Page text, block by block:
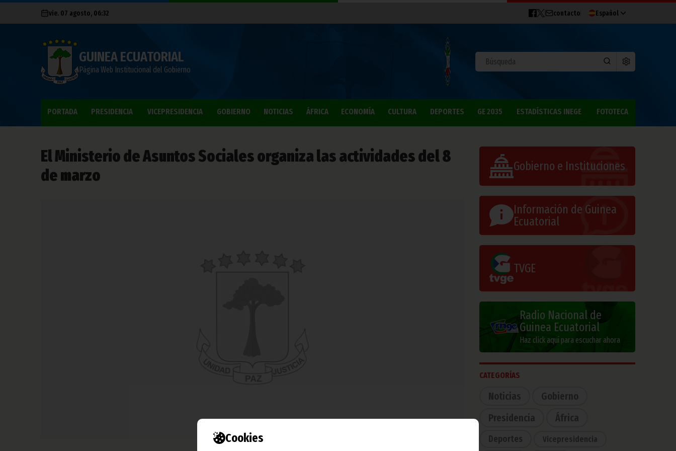
Cookies
vie. 07 agosto, 06:32 contacto Español
GUINEA ECUATORIAL
Página Web Institucional del Gobierno
PORTADA PRESIDENCIA VICEPRESIDENCIA GOBIERNO NOTICIAS ÁFRICA ECONOMÍA CULTURA DEPORTES GE 2035 ESTADÍSTICAS INEGE FOTOTECA
El Ministerio de Asuntos Sociales organiza las actividades del 8
de marzo
Gobierno e Instituciones
Información de Guinea
Ecuatorial
TVGE
Radio Nacional de
Guinea Ecuatorial
Haz click aquí para escuchar ahora
CATEGORÍAS
Noticias
Gobierno
Presidencia
África
Deportes Vicepresidencia